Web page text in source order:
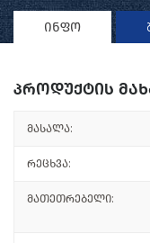
ინფო
პროდუქტის
მასალა:
რეცხვა:
მათეთრებელი: